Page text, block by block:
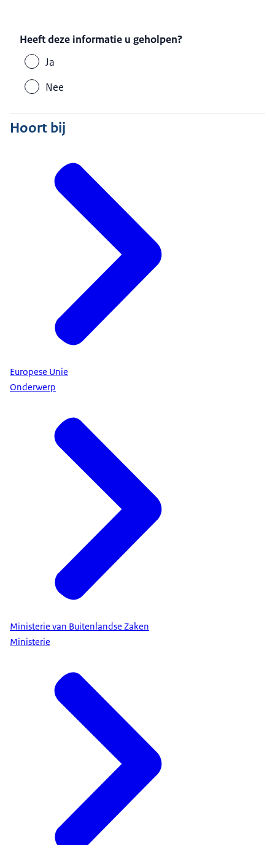
Heeft deze informatie u geholpen?
Ja
Nee
Hoort bij
Europese Unie
Onderwerp
Ministerie van Buitenlandse Zaken
Ministerie